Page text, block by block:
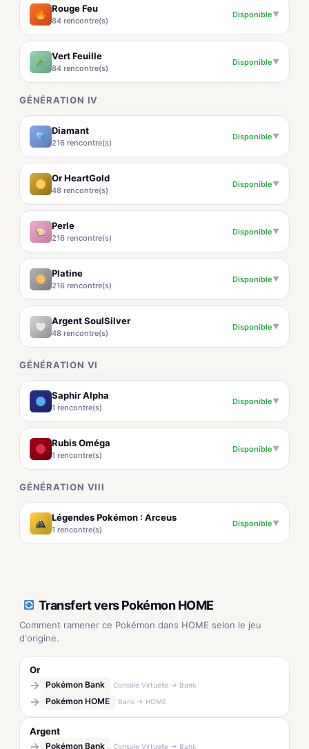
Rouge Feu
84 rencontre(s)
Disponible▼
Vert Feuille
84 rencontre(s)
Disponible▼
GÉNÉRATION IV
Diamant
216 rencontre(s)
Disponible▼
Or HeartGold
48 rencontre(s)
Disponible▼
Perle
216 rencontre(s)
Disponible▼
Platine
216 rencontre(s)
Disponible▼
Argent SoulSilver
48 rencontre(s)
Disponible▼
GÉNÉRATION VI
Saphir Alpha
1 rencontre(s)
Disponible▼
Rubis Oméga
1 rencontre(s)
Disponible▼
GÉNÉRATION VIII
Légendes Pokémon : Arceus
1 rencontre(s)
Disponible▼
Transfert vers Pokémon HOME
Comment ramener ce Pokémon dans HOME selon le jeu
d'origine.
Or
→ Pokémon Bank Console Virtuelle → Bank
→ Pokémon HOME Bank → HOME
Argent
→ Pokémon Bank Console Virtuelle → Bank